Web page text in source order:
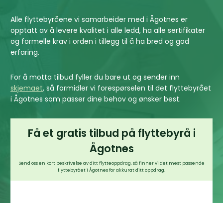
Alle flyttebyråene vi samarbeider med i Ågotnes er
opptatt av å levere kvalitet i alle ledd, ha alle sertifikater
og formelle krav i orden i tillegg til å ha bred og god
erfaring.
For å motta tilbud fyller du bare ut og sender inn
skjemaet, så formidler vi forespørselen til det flyttebyrået
i Ågotnes som passer dine behov og ønsker best.
Få et gratis tilbud på flyttebyrå i
Ågotnes
Send oss en kort beskrivelse av ditt flytteoppdrag, så finner vi det mest passende
flyttebyrået i Ågotnes for akkurat ditt oppdrag.